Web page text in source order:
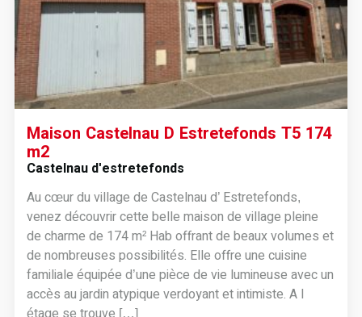
Maison Castelnau D Estretefonds T5 174
m2
Castelnau d'estretefonds
Au cœur du village de Castelnau d’ Estretefonds,
venez découvrir cette belle maison de village pleine
de charme de 174 m² Hab offrant de beaux volumes et
de nombreuses possibilités. Elle offre une cuisine
familiale équipée d’une pièce de vie lumineuse avec un
accès au jardin atypique verdoyant et intimiste. A l
étage se trouve […]